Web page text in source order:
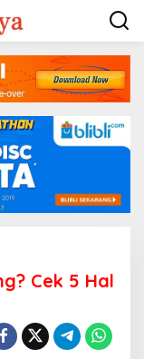
Cek 5 Hal